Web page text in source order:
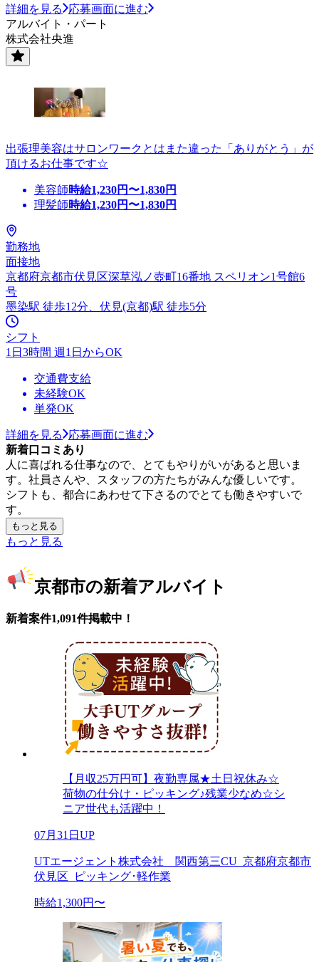
詳細を見る
応募画面に進む
アルバイト・パート
株式会社央進
出張理美容はサロンワークとはまた違った「ありがとう」が
頂けるお仕事です☆
美容師時給1,230円〜1,830円
理髪師時給1,230円〜1,830円
勤務地
面接地
京都府京都市伏見区深草泓ノ壺町16番地 スペリオン1号館6
号
墨染駅 徒歩12分、伏見(京都)駅 徒歩5分
シフト
1日3時間 週1日からOK
交通費支給
未経験OK
単発OK
詳細を見る
応募画面に進む
新着口コミあり
人に喜ばれる仕事なので、とてもやりがいがあると思いま
す。社員さんや、スタッフの方たちがみんな優しいです。
シフトも、都合にあわせて下さるのでとても働きやすいで
す。
もっと見る
もっと見る
京都市の新着アルバイト
新着案件1,091件掲載中！
【月収25万円可】夜勤専属★土日祝休み☆
荷物の仕分け・ピッキング♪残業少なめ☆シ
ニア世代も活躍中！
07月31日UP
UTエージェント株式会社 関西第三CU_京都府京都市
伏見区_ピッキング･軽作業
時給1,300円〜